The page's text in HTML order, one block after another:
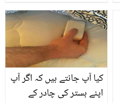
کہاں سے کماتی ہیں؟
دیکھیں
کیا آپ جانتے ہیں کہ اگر آپ
اپنے بستر کی چادر کے